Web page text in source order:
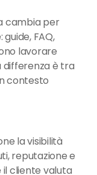
cambia per
FAQ,
lavorare
differenza è tra
contesto
la visibilità
reputazione e
cliente valuta